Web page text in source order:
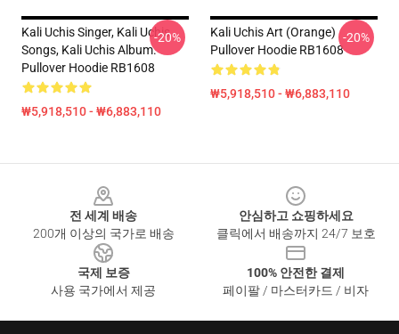
Kali Uchis Singer, Kali Uchis
Songs, Kali Uchis Album.
Pullover Hoodie RB1608
₩5,918,510 - ₩6,883,110
-20%
Kali Uchis Art (orange)
Pullover Hoodie RB1608
₩5,918,510 - ₩6,883,110
-20%
전 세계 배송
200개 이상의 국가로 배송
안심하고 쇼핑하세요
클릭에서 배송까지 24/7 보호
국제 보증
사용 국가에서 제공
100% 안전한 결제
페이팔 / 마스터카드 / 비자